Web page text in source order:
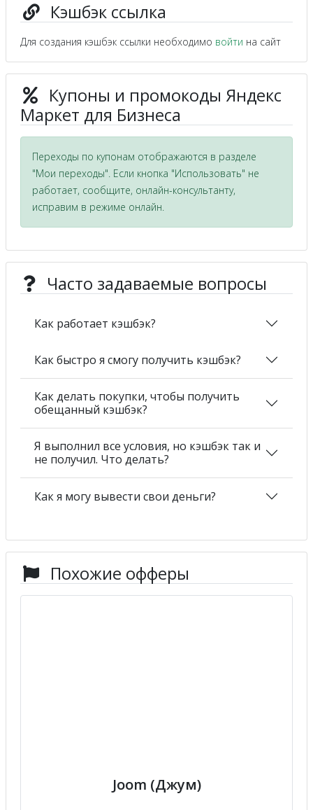
Кэшбэк ссылка
Для создания кэшбэк ссылки необходимо войти на сайт
Купоны и промокоды Яндекс
Маркет для Бизнеса
Переходы по купонам отображаются в разделе
"Мои переходы". Если кнопка "Использовать" не
работает, сообщите, онлайн-консультанту,
исправим в режиме онлайн.
Часто задаваемые вопросы
Как работает кэшбэк?
Как быстро я смогу получить кэшбэк?
Как делать покупки, чтобы получить
обещанный кэшбэк?
Я выполнил все условия, но кэшбэк так и
не получил. Что делать?
Как я могу вывести свои деньги?
Похожие офферы
Joom (Джум)